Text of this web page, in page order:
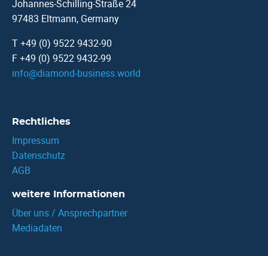
Johannes-Schilling-Straße 24
97483 Eltmann, Germany
T +49 (0) 9522 9432-90
F +49 (0) 9522 9432-99
info@diamond-business.world
Rechtliches
Impressum
Datenschutz
AGB
weitere Informationen
Über uns / Ansprechpartner
Mediadaten